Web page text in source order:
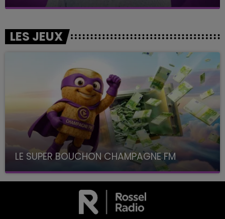
LES JEUX
LE SUPER BOUCHON CHAMPAGNE FM
avec La Famille Champagne FM, à 8H10